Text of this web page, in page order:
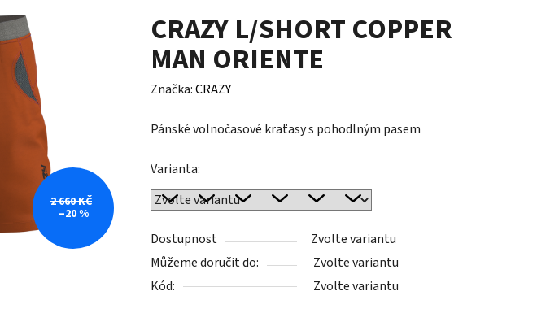
CRAZY L/SHORT COPPER
MAN ORIENTE
Značka:CRAZY
Pánské volnočasové kraťasy s pohodlným pasem
Varianta:
Dostupnost
Zvolte variantu
Můžeme doručit do:
Zvolte variantu
Kód:
Zvolte variantu
2 660 KČ
–20 %